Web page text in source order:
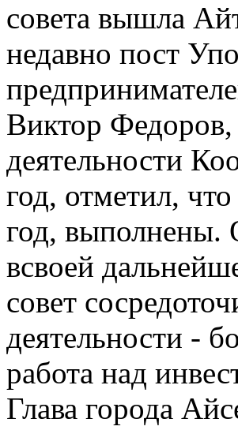
совета вышла
недавно пост
Виктор Федоров,
деятельности
год, отметил,
год, выполнены.
всвоей
совет
деятельности -
работа над
Глава города